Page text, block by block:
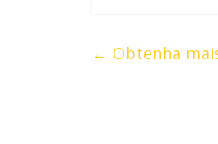
← Obtenha